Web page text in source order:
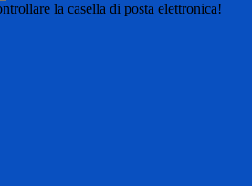
la casella di posta elettronica!